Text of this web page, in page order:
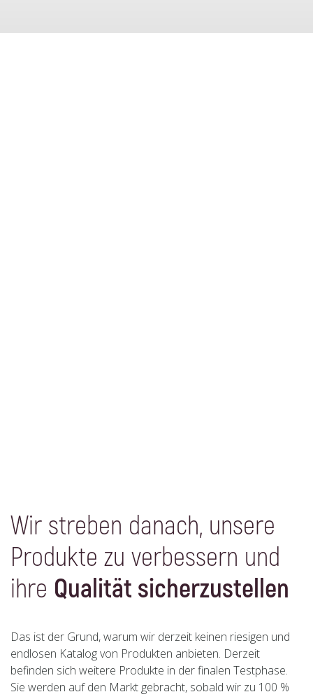
Wir streben danach, unsere
Produkte zu verbessern und
ihre Qualität sicherzustellen
Das ist der Grund, warum wir derzeit keinen riesigen und
endlosen Katalog von Produkten anbieten. Derzeit
befinden sich weitere Produkte in der finalen Testphase.
Sie werden auf den Markt gebracht, sobald wir zu 100 %